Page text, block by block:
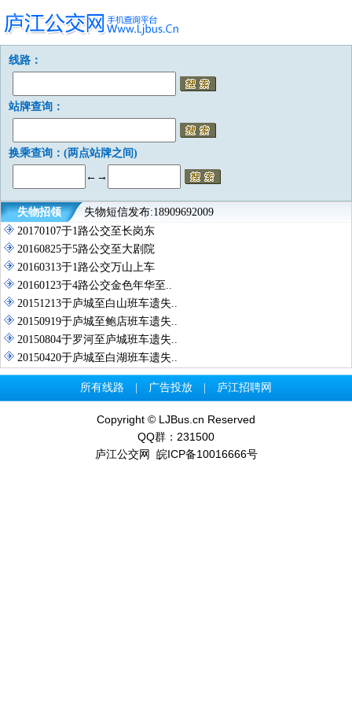
线路：
站牌查询：
换乘查询：(两点站牌之间)
←→
失物招领
失物短信发布:18909692009
20170107于1路公交至长岗东
20160825于5路公交至大剧院
20160313于1路公交万山上车
20160123于4路公交金色年华至..
20151213于庐城至白山班车遗失..
20150919于庐城至鲍店班车遗失..
20150804于罗河至庐城班车遗失..
20150420于庐城至白湖班车遗失..
所有线路 广告投放 庐江招聘网
Copyright © LJBus.cn Reserved
QQ群：231500
庐江公交网 皖ICP备10016666号